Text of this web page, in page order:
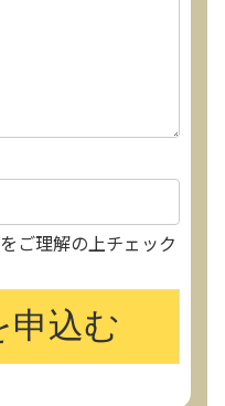
をご理解の上チェック